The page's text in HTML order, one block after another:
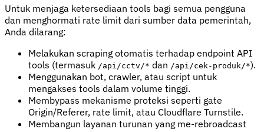
Untuk menjaga ketersediaan tools bagi semua pengguna
dan menghormati rate limit dari sumber data pemerintah,
Anda dilarang:
Melakukan scraping otomatis terhadap endpoint API
tools (termasuk /api/cctv/* dan /api/cek-produk/*).
Menggunakan bot, crawler, atau script untuk
mengakses tools dalam volume tinggi.
Membypass mekanisme proteksi seperti gate
Origin/Referer, rate limit, atau Cloudflare Turnstile.
Membangun layanan turunan yang me-rebroadcast